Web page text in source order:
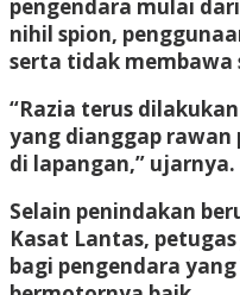
pengendara mulai
nihil spion,
serta tidak
“Razia terus
yang dianggap rawan
di lapangan,” ujarnya.
Selain penindakan
Kasat Lantas,
bagi pengendara